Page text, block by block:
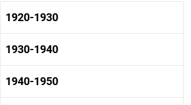
1920-1930
1920-1930 история
1920-1930 культура
1930-1940
1930-1940 история
1930-1940 культура
1940-1950